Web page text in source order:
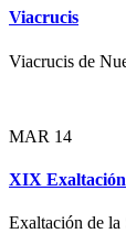
Viacrucis
Viacrucis de
MAR 14
XIX Exaltación
Exaltación de la